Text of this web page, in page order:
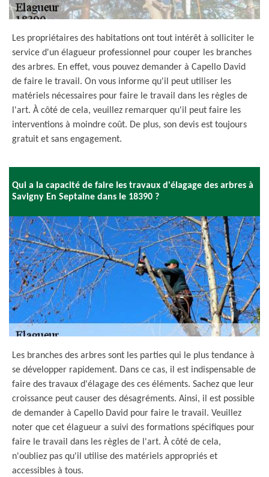
Les propriétaires des habitations ont tout intérêt à solliciter le
service d'un élagueur professionnel pour couper les branches
des arbres. En effet, vous pouvez demander à Capello David
de faire le travail. On vous informe qu'il peut utiliser les
matériels nécessaires pour faire le travail dans les règles de
l'art. À côté de cela, veuillez remarquer qu'il peut faire les
interventions à moindre coût. De plus, son devis est toujours
gratuit et sans engagement.
Qui a la capacité de faire les travaux d'élagage des arbres à
Savigny En Septaine dans le 18390 ?
Les branches des arbres sont les parties qui le plus tendance à
se développer rapidement. Dans ce cas, il est indispensable de
faire des travaux d'élagage des ces éléments. Sachez que leur
croissance peut causer des désagréments. Ainsi, il est possible
de demander à Capello David pour faire le travail. Veuillez
noter que cet élagueur a suivi des formations spécifiques pour
faire le travail dans les règles de l'art. À côté de cela,
n'oubliez pas qu'il utilise des matériels appropriés et
accessibles à tous.